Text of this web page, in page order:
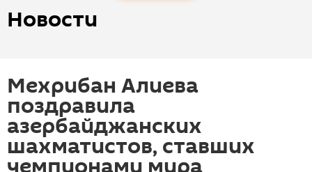
Новости
Мехрибан Алиева
поздравила
азербайджанских
шахматистов, ставших